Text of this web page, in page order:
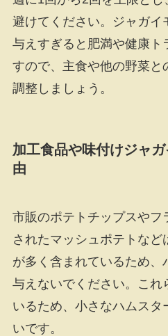
避けてください。ジャガイ
与えすぎると肥満や健康ト
すので、主食や他の野菜と
調整しましょう。
加工食品や味付けジャ
由
市販のポテトチップスやフ
されたマッシュポテトなど
が多く含まれているため、
与えないでください。これ
いるため、小さなハムスタ
いです。